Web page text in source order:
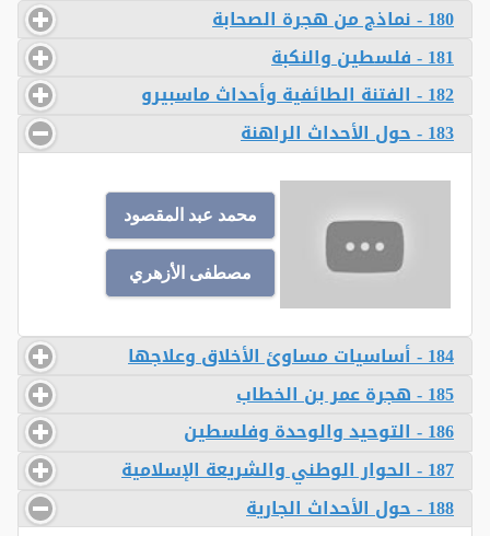
180 - نماذج من هجرة الصحابة
181 - فلسطين والنكبة
182 - الفتنة الطائفية وأحداث ماسبيرو
183 - حول الأحداث الراهنة
محمد عبد المقصود
مصطفى الأزهري
184 - أساسيات مساوئ الأخلاق وعلاجها
185 - هجرة عمر بن الخطاب
186 - التوحيد والوحدة وفلسطين
187 - الحوار الوطني والشريعة الإسلامية
188 - حول الأحداث الجارية